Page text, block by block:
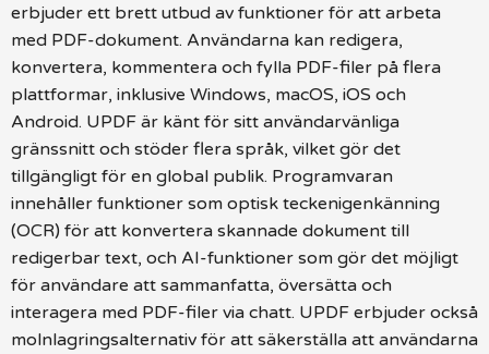
erbjuder ett brett utbud av funktioner för att arbeta
med PDF-dokument. Användarna kan redigera,
konvertera, kommentera och fylla PDF-filer på flera
plattformar, inklusive Windows, macOS, iOS och
Android. UPDF är känt för sitt användarvänliga
gränssnitt och stöder flera språk, vilket gör det
tillgängligt för en global publik. Programvaran
innehåller funktioner som optisk teckenigenkänning
(OCR) för att konvertera skannade dokument till
redigerbar text, och AI-funktioner som gör det möjligt
för användare att sammanfatta, översätta och
interagera med PDF-filer via chatt. UPDF erbjuder också
molnlagringsalternativ för att säkerställa att användarna